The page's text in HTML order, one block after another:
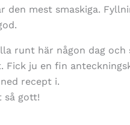
den mest smaskiga.
runt här någon dag och
Fick ju en fin
recept i.
så gott!